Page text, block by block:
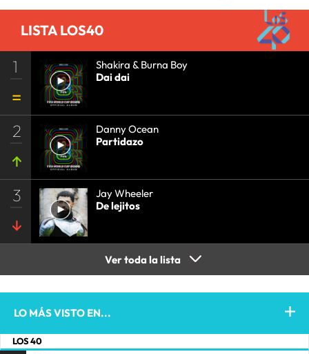
LISTA LOS40
1
Shakira & Burna Boy
Dai dai
2
Danny Ocean
Partidazo
3
Jay Wheeler
De lejitos
Ver toda la lista
LO MÁS VISTO EN...
LOS 40